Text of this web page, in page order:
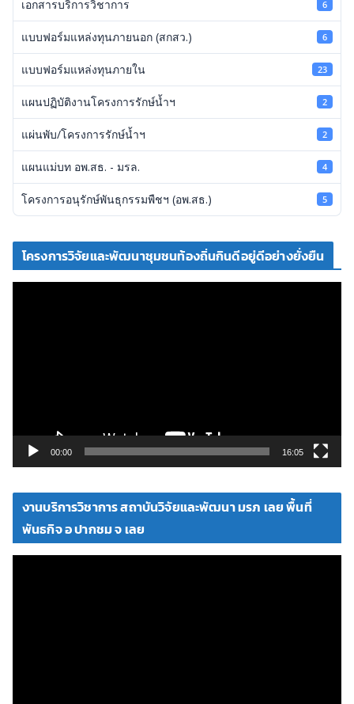
เอกสารบริการวิชาการ 6
แบบฟอร์มแหล่งทุนภายนอก (สกสว.) 6
แบบฟอร์มแหล่งทุนภายใน 23
แผนปฏิบัติงานโครงการรักษ์น้ำฯ 2
แผ่นพับ/โครงการรักษ์น้ำฯ 2
แผนแม่บท อพ.สธ. - มรล. 4
โครงการอนุรักษ์พันธุกรรมพืชฯ (อพ.สธ.) 5
โครงการวิจัยและพัฒนาชุมชนท้องถิ่นกินดีอยู่ดีอย่างยั่งยืน
ดี
00:00 16:05
งานบริการวิชาการ สถาบันวิจัยและพัฒนา มรภ เลย พื้นที่
พันธกิจ อ ปากชม จ เลย